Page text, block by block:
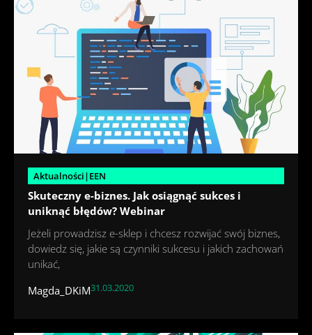
Aktualności|EEN
Skuteczny e-biznes. Jak osiągnąć sukces i
uniknąć błędów? Webinar
Jeżeli prowadzisz e-sklep i chcesz rozwijać swój biznes,
dowiedz się, jakie są czynniki sukcesu i jakich zachowań
unikać,
Magda_DKiM31.03.2020